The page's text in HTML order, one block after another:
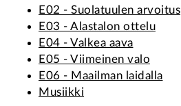
E02 - Suolatuulen arvoitus
E03 - Alastalon ottelu
E04 - Valkea aava
E05 - Viimeinen valo
E06 - Maailman laidalla
Musiikki